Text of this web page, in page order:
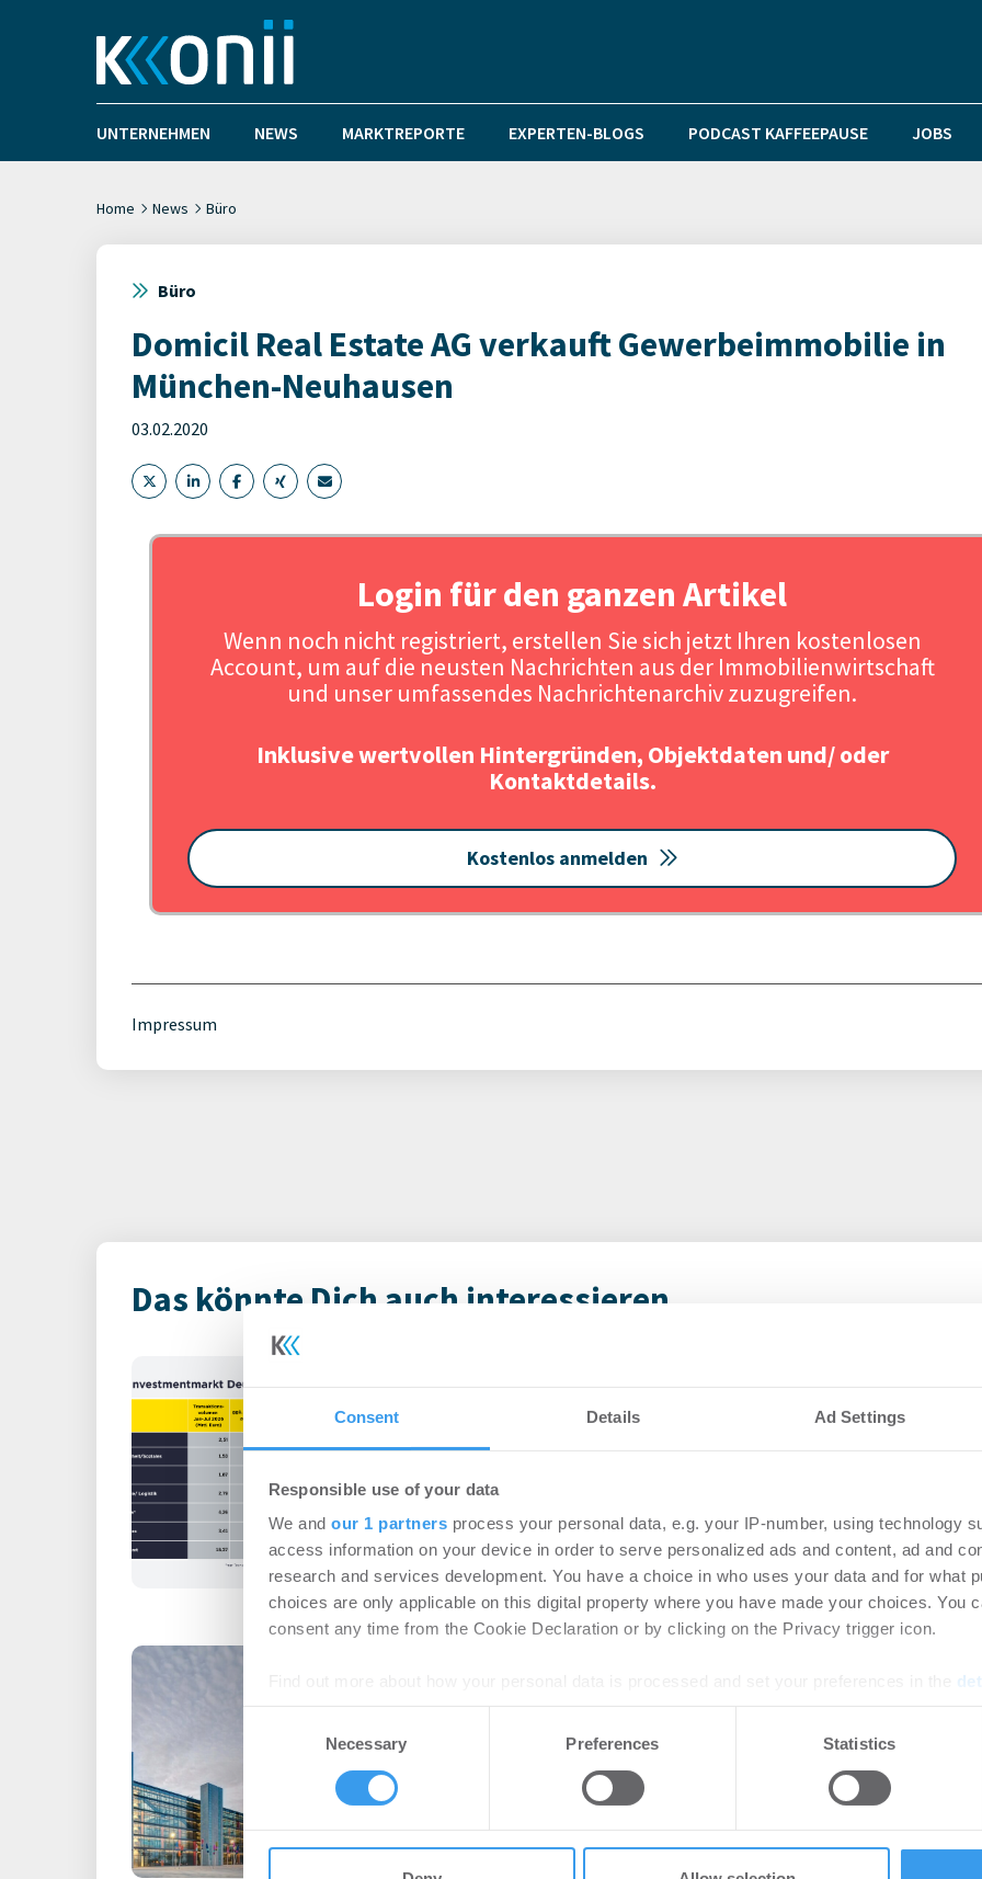
Consent Details Ad Settings
Responsible use of your data
We and our 1 partners process your personal data, e.g. your IP-number, using technology
access information on your device in order to serve personalized ads and content, ad and
research and services development. You have a choice in who uses your data and for what
choices are only applicable on this digital property where you have made your choices. You
consent any time from the Cookie Declaration or by clicking on the Privacy trigger icon.
We use cookies to personalise content and ads, to provide social media features and to
other information that you’ve provided to them or that they’ve collected from your use of their
Necessary Preferences Statistics
UNTERNEHMEN NEWS MARKTREPORTE EXPERTEN-BLOGS PODCAST KAFFEEPAUSE JOBS
Home News Büro
Büro
Domicil Real Estate AG verkauft Gewerbeimmobilie in
München-Neuhausen
03.02.2020
Login für den ganzen Artikel
Wenn noch nicht registriert, erstellen Sie sich jetzt Ihren kostenlosen
Account, um auf die neusten Nachrichten aus der Immobilienwirtschaft
und unser umfassendes Nachrichtenarchiv zuzugreifen.
Inklusive wertvollen Hintergründen, Objektdaten und/ oder
Kontaktdetails.
Kostenlos anmelden
Impressum
Das könnte Dich auch interessieren
Deutschland – August 2026
Büro | Märkte-06.08.2026
Login für den ganzen Artikel Wenn noch nicht
registriert, erstellen Sie sich jetzt Ihren kostenlosen
Account, um auf die neusten ...
Büro | Deals Miete
Union Investment schließt Mietverträge über 3.500
den